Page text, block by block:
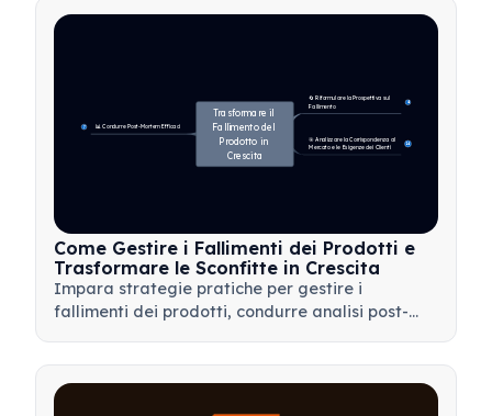
più.
🔄 Riformulare la Prospettiva sul
Fallimento
4
📊 Condurre Post-Mortem Efficaci
7
🎯 Analizzare la Corrispondenza al
Mercato e le Esigenze dei Clienti
14
Trasformare il
Fallimento del
Prodotto in
Crescita
Come Gestire i Fallimenti dei Prodotti e
Trasformare le Sconfitte in Crescita
Impara strategie pratiche per gestire i
fallimenti dei prodotti, condurre analisi post-
apprendimento per il tuo team.